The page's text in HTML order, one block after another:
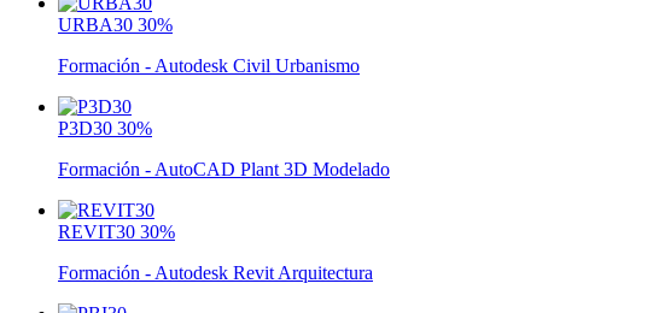
URBA30 30%
Formación - Autodesk Civil Urbanismo
P3D30 30%
Formación - AutoCAD Plant 3D Modelado
REVIT30 30%
Formación - Autodesk Revit Arquitectura